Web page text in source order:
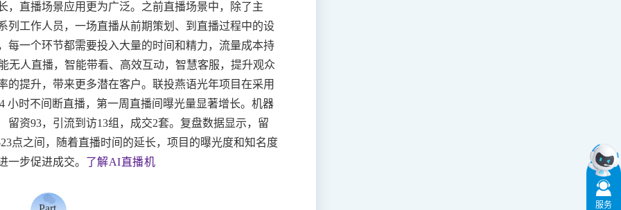
，直播场景应用更为广泛。之前直播场景中，除了主
列工作人员，一场直播从前期策划、到直播过程中的设
每一个环节都需要投入大量的时间和精力，流量成本持
无人直播，智能带看、高效互动，智慧客服，提升观众
的提升，带来更多潜在客户。联投燕语光年项目在采用
小时不间断直播，第一周直播间曝光量显著增长。机器
留资93，引流到访13组，成交2套。复盘数据显示，留
点之间，随着直播时间的延长，项目的曝光度和知名度
一步促进成交。 了解AI直播机
服务